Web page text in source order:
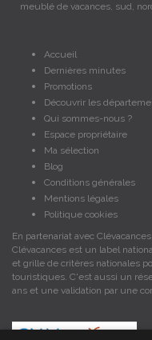
meublé de vacances, sud,
Accueil
Dernières minutes
Promotions
Découvrir les
Qui sommes-nous ?
Espace propriétaire
Ma sélection
Blog
Conditions générales
Mentions légales
Politique cookies
En partenariat avec
Clévacances est un label
et grille de critères nationales
touristiques. C'est aussi un
ans et une validation par une